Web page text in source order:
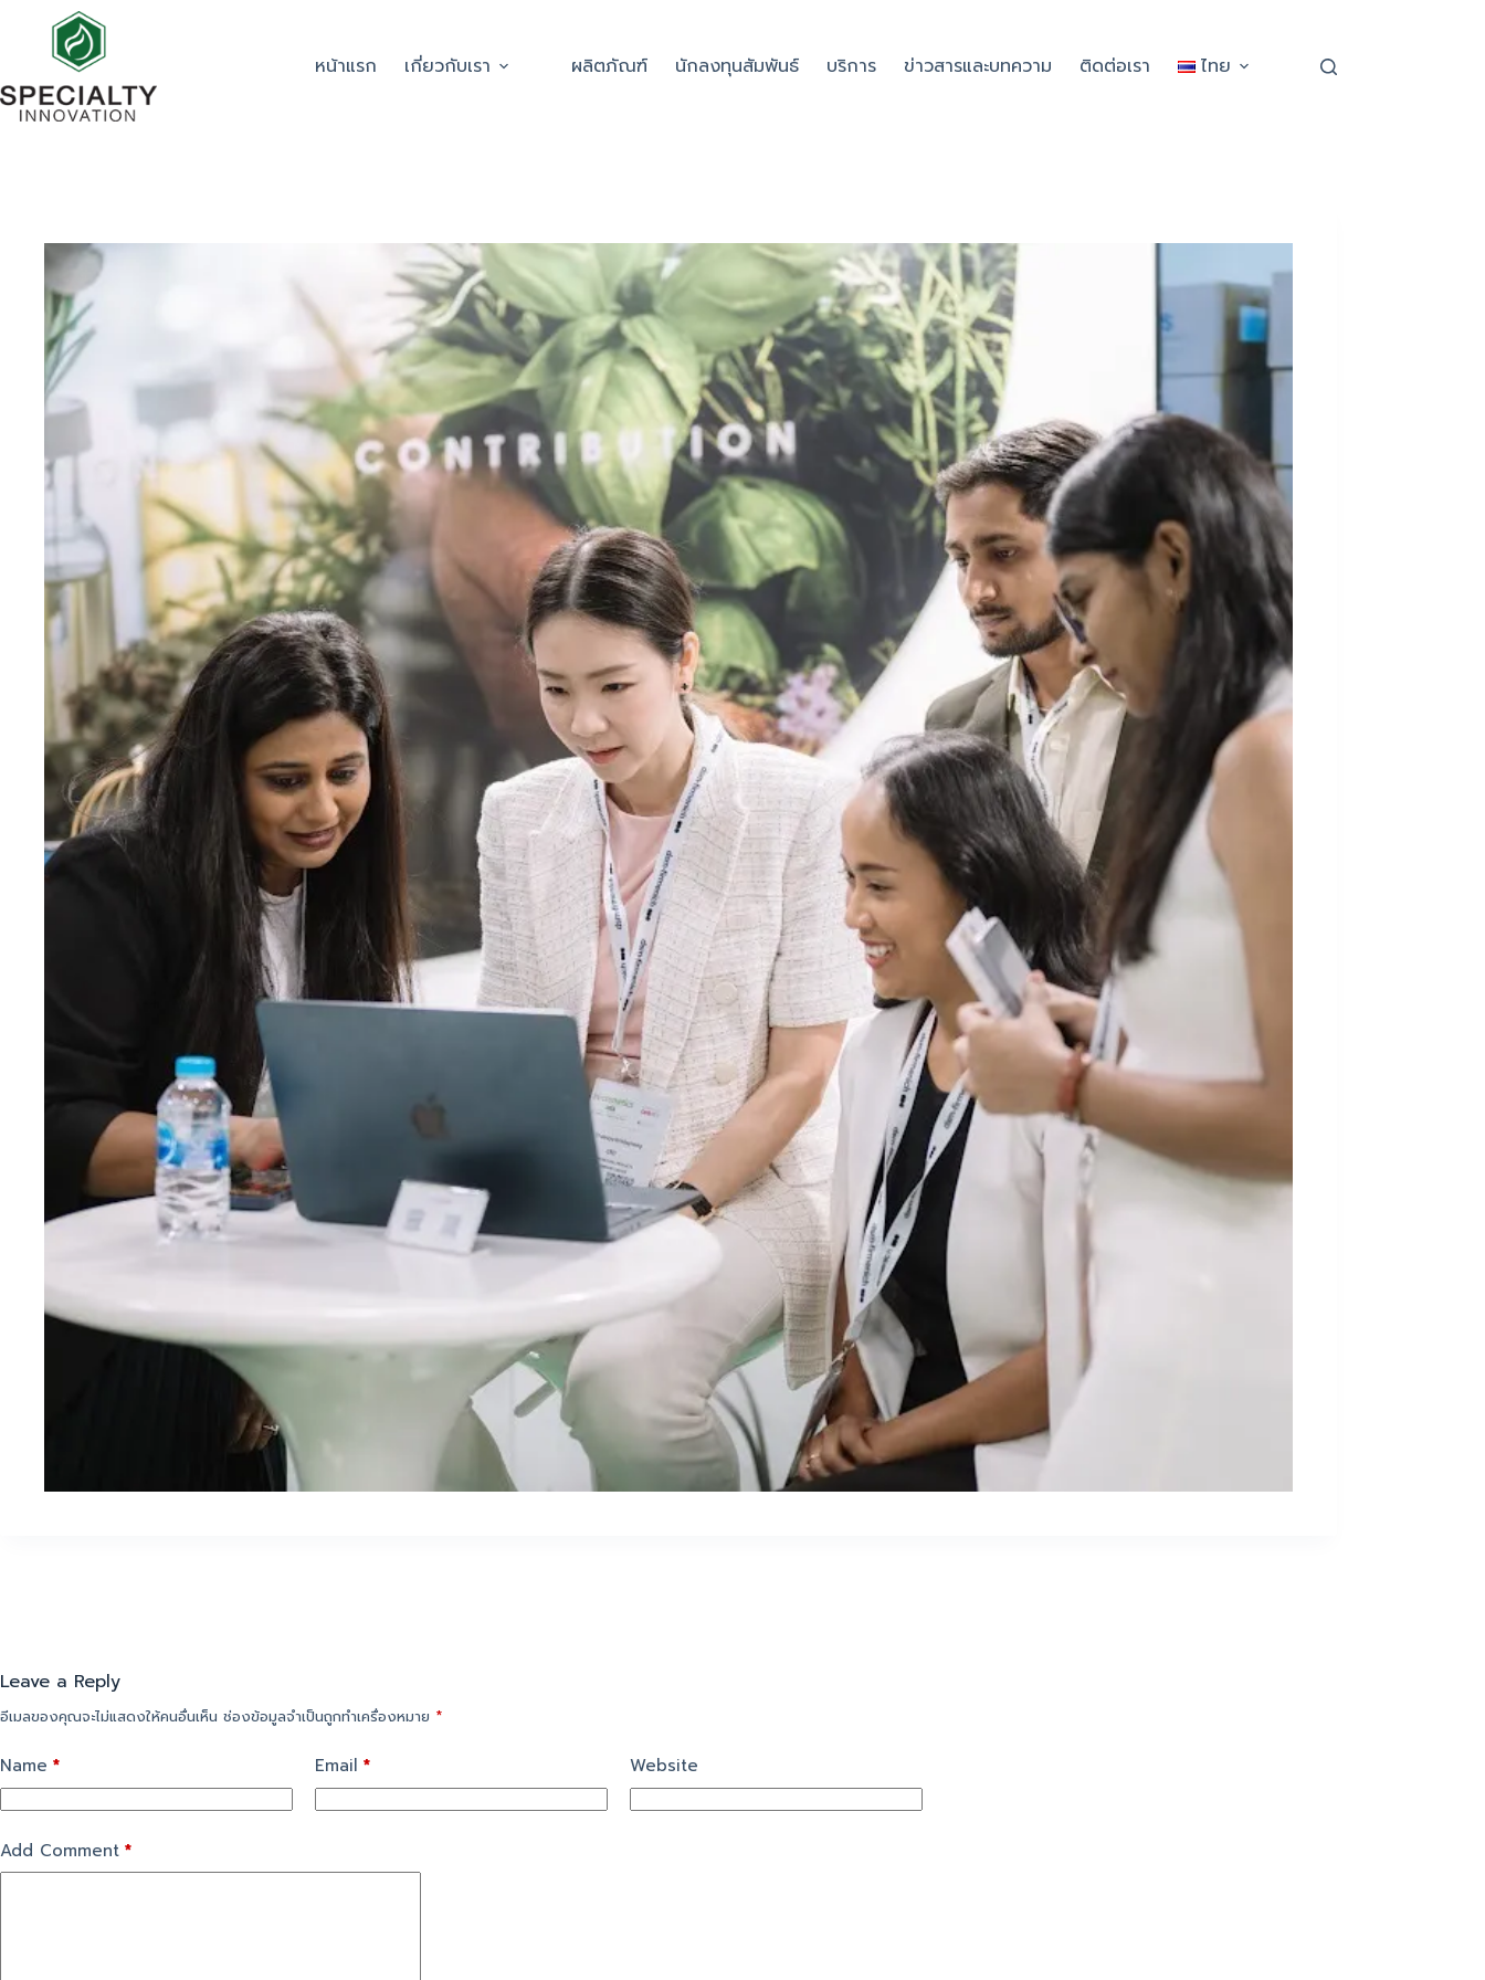
หน้าแรก เกี่ยวกับเรา ผลิตภัณฑ์ นักลงทุนสัมพันธ์ บริการ ข่าวสารและบทความ ติดต่อเรา ไทย
Leave a Reply
อีเมลของคุณจะไม่แสดงให้คนอื่นเห็น ช่องข้อมูลจำเป็นถูกทำเครื่องหมาย *
Name * Email * Website
Add Comment *